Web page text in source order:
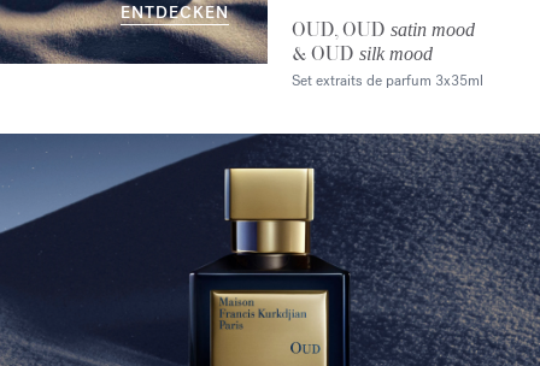
ENTDECKEN
OUD, OUD satin mood
& OUD silk mood
Set extraits de parfum 3x35ml